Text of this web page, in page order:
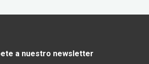
a nuestro newsletter